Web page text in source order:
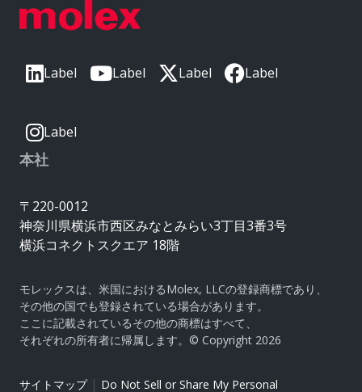
Label Label Label Label
Label
本社
〒220-0012
神奈川県横浜市西区みなとみらい3丁目3番3号
横浜コネクトスクエア 18階
モレックスは、米国におけるMolex, LLCの登録商標であり、
その他の国でも登録されている場合があります。
ここに記載されているその他の商標はすべて、
それぞれの所有者に帰属します。© Copyright 2026
サイトマップ| Do Not Sell or Share My Personal